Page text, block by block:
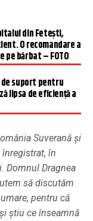
din Fetești,
O recomandare a
pe bărbat – FOTO
suport pentru
lipsa de eficiență a
Suverană și
în
Domnul Dragnea
să discutăm
pentru că
știu ce înseamnă